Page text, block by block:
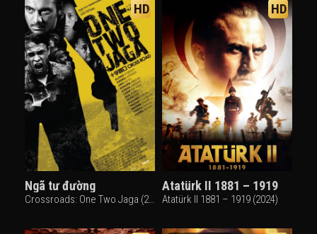
HD
Ngã tư đường
Crossroads: One Two Jaga (2018)
HD
Atatürk II 1881 – 1919
Atatürk II 1881 – 1919 (2024)